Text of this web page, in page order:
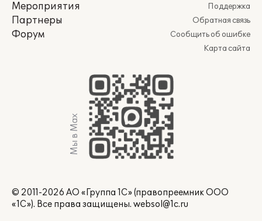
Мероприятия
Партнеры
Форум
Поддержка
Обратная связь
Сообщить об ошибке
Карта сайта
Мы в Max
© 2011-2026 АО «Группа 1С» (правопреемник ООО
«1С»). Все права защищены. websol@1c.ru